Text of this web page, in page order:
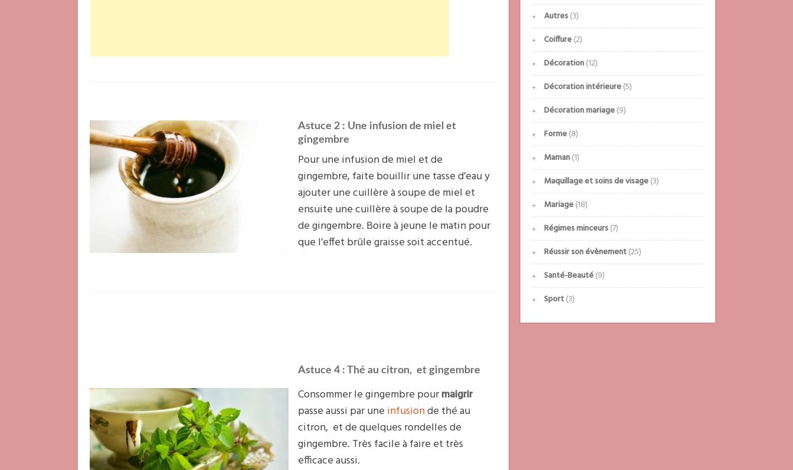
Astuce 2 : Une infusion de miel et
gingembre
Pour une infusion de miel et de
gingembre, faite bouillir une tasse d’eau y
ajouter une cuillère à soupe de miel et
ensuite une cuillère à soupe de la poudre
de gingembre. Boire à jeune le matin pour
que l’effet brûle graisse soit accentué.
Astuce 4 : Thé au citron, et gingembre
Consommer le gingembre pourmaigrir
passe aussi par une infusionde thé au
citron, et de quelques rondelles de
gingembre. Très facile à faire et très
efficace aussi.
Autres(3)
Coiffure(2)
Décoration(12)
Décoration intérieure(5)
Décoration mariage(9)
Forme(8)
Maman(1)
Maquillage et soins de visage(3)
Mariage(18)
Régimes minceurs(7)
Réussir son évènement(25)
Santé-Beauté(9)
Sport(3)